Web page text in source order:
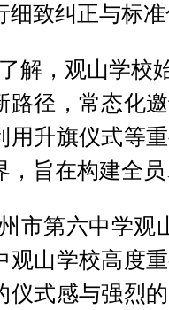
细致纠正与标
解，观山学校
路径，常态化
用升旗仪式等
，旨在构建全
市第六中学观
观山学校高度
仪式感与强烈